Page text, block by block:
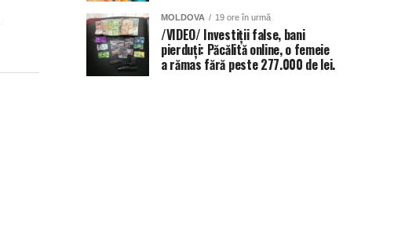
MOLDOVA 19 ore în urmă
/VIDEO/ Investiții false, bani
pierduți: Păcălită online, o femeie
a rămas fără peste 277.000 de lei.